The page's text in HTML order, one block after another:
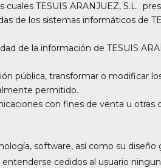
TESUIS ARANJUEZ, S.L.
de los sistemas informáticos de
de la información de TESUIS
pública, transformar o modificar
permitido.
con fines de venta u otras
software, así como su
cedidos al usuario